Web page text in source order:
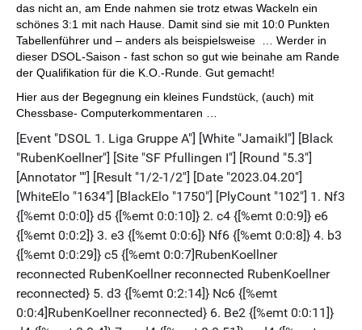
das nicht an, am Ende nahmen sie trotz etwas Wackeln ein
schönes 3:1 mit nach Hause. Damit sind sie mit 10:0 Punkten
Tabellenführer und – anders als beispielsweise … Werder in
dieser DSOL-Saison - fast schon so gut wie beinahe am Rande
der Qualifikation für die K.O.-Runde. Gut gemacht!
Hier aus der Begegnung ein kleines Fundstück, (auch) mit
Chessbase- Computerkommentaren …